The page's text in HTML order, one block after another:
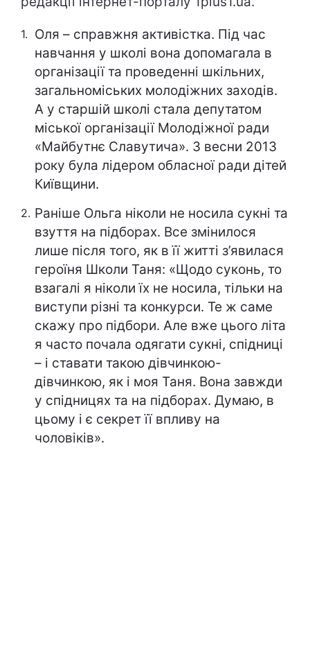
Оля – справжня активістка. Під час
навчання у школі вона допомагала в
організації та проведенні шкільних,
загальноміських молодіжних заходів.
А у старшій школі стала депутатом
міської організації Молодіжної ради
«Майбутнє Славутича». З весни 2013
року була лідером обласної ради дітей
Київщини.
Раніше Ольга ніколи не носила сукні та
взуття на підборах. Все змінилося
лише після того, як в її житті з’явилася
героїня Школи Таня: «Щодо суконь, то
взагалі я ніколи їх не носила, тільки на
виступи різні та конкурси. Те ж саме
скажу про підбори. Але вже цього літа
я часто почала одягати сукні, спідниці
– і ставати такою дівчинкою-
дівчинкою, як і моя Таня. Вона завжди
у спідницях та на підборах. Думаю, в
цьому і є секрет її впливу на
чоловіків».